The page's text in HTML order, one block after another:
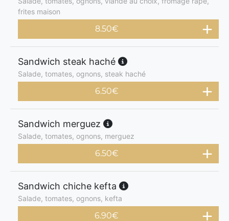
frites maison
8.50€
Sandwich steak haché
Salade, tomates, ognons, steak haché
6.50€
Sandwich merguez
Salade, tomates, ognons, merguez
6.50€
Sandwich chiche kefta
Salade, tomates, ognons, kefta
6.90€